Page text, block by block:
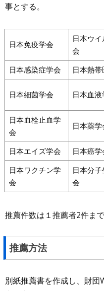
事とする。
日本免疫学会
日本ウ
会
日本感染症学会 日本熱
日本細菌学会 日本血液
日本血栓止血学
会
日本薬学
日本エイズ学会 日本癌学
日本ワクチン学
会
日本分
会
推薦件数は１推薦者2件まで
推薦方法
別紙推薦書を作成し、財団